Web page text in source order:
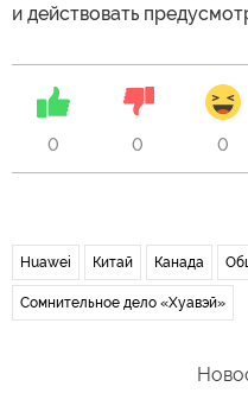
и действовать
0 0 0
Huawei Китай Канада
Сомнительное дело «Хуавэй»